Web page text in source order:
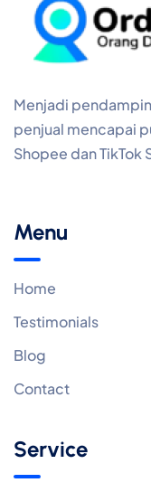
Menjadi
penjual mencapai
Shopee dan TikTok
Menu
Home
Testimonials
Blog
Contact
Service